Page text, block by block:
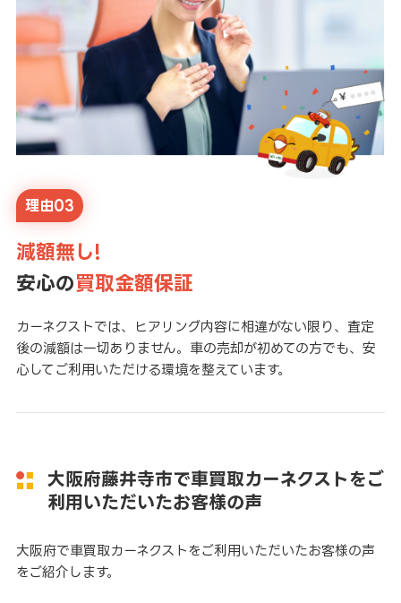
理由03
減額無し!
安心の買取金額保証
カーネクストでは、ヒアリング内容に相違がない限り、査定
後の減額は一切ありません。車の売却が初めての方でも、安
心してご利用いただける環境を整えています。
大阪府藤井寺市で車買取カーネクストをご
利用いただいたお客様の声
大阪府で車買取カーネクストをご利用いただいたお客様の声
をご紹介します。